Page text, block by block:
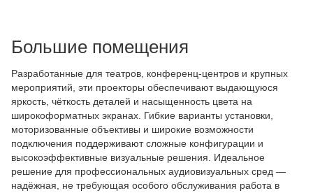
Большие помещения
Разработанные для театров, конференц-центров и крупных
мероприятий, эти проекторы обеспечивают выдающуюся
яркость, чёткость деталей и насыщенность цвета на
широкоформатных экранах. Гибкие варианты установки,
моторизованные объективы и широкие возможности
подключения поддерживают сложные конфигурации и
высокоэффективные визуальные решения. Идеальное
решение для профессиональных аудиовизуальных сред —
надёжная, не требующая особого обслуживания работа в